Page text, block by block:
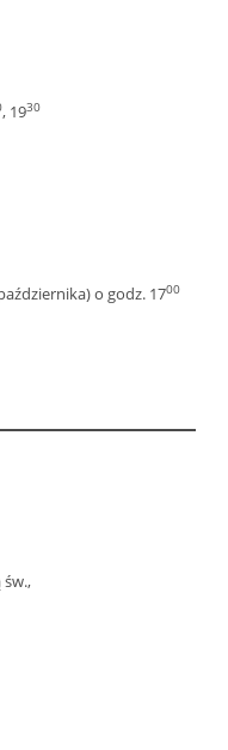
, 1930
o godz. 1700